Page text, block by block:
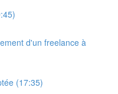
d'un freelance à
(17:35)